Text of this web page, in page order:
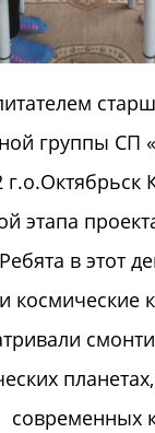
группы СП
этапа
в этот
космические